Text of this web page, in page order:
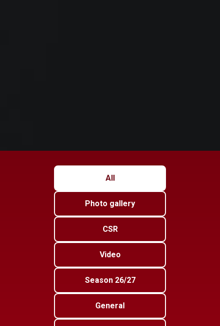
Photo gallery
CSR
Video
Season 26/27
General
All